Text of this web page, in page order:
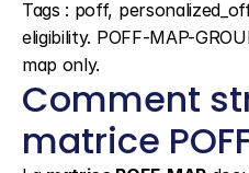
Tags : poff,
eligibility. POFF-MAP-
map only.
Comment
matrice